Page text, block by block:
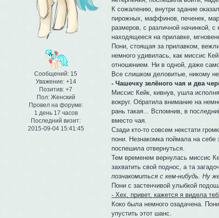
Сообщений: 15
Уважение: +14
Позитив: +7
Пол:Женский
Провел на форуме:
1 день 17 часов
Последний визит:
2015-09-04 15:41:45
К сожалению, внутри здание
пирожных, маффинов, печенек,
размеров, с различной начинкой,
находящееся на прилавке,
Пони, стоящая за прилавком,
немного удивилась, как миссис
отношением. Ни в одной, даже
Все слишком деловитые, никому
- Чашечку зелёного чая и два
Миссис Кейк, кивнув, ушла
вокруг. Обратила внимание на
рань такая... Вспомнив, в
вместо чая.
Сзади кто-то совсем некстати
пони. Незнакомка поймала на
поспешила отвернуться.
Тем временем вернулась миссис
захватить свой поднос, а та
познакомиться с кем-нибудь. Ну
Пони с застенчивой улыбкой
- Хех, привет, кажется я видела
Коко была немного озадачена.
упустить этот шанс.